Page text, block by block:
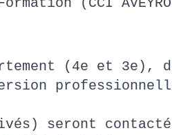
(4e et 3e),
seront